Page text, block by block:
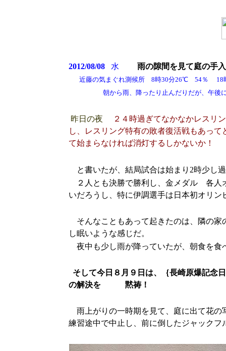
2012/08/08 水 雨の隙間を見て庭の手
近藤の気まぐれ測候所 8時30分26℃ 54％
朝から雨、降ったり止んだりだが、午後にな
昨日の夜
２４時過ぎてなかなかレスリ
し、レスリング特有の敗者復活戦もあっ
て始まらなければ消灯するしかないか！
と書いたが、結局試合は始まり2時少し
２人とも決勝で勝利し、金メダル 各人
いだろうし、特に伊調選手は日本初オリ
そんなこともあって起きたのは、隣の家
し眠いような感じだ。
夜中も少し雨が降っていたが、朝食を食
そして今日８月９日は、｛長崎原爆記念
の解決を 黙祷！
雨上がりの一時期を見て、庭に出て花
練習途中で中止し、前に倒したジャックフ